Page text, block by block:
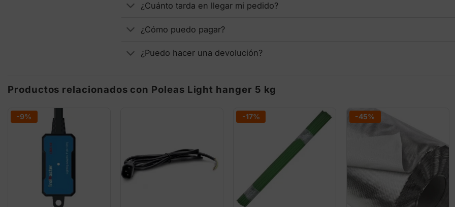
¿Cuánto tarda en llegar mi pedido?
¿Cómo puedo pagar?
¿Puedo hacer una devolución?
Productos relacionados con Poleas Light hanger 5 kg
-9% -17% -45%